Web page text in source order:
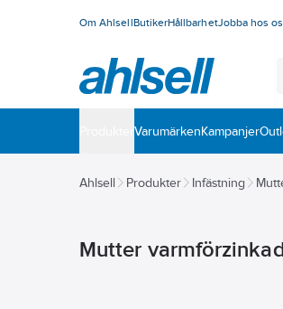
Om AhlsellButikerHållbarhetJobba hos
VarumärkenKampanjer
Ahlsell Produkter Infästning
Mutter